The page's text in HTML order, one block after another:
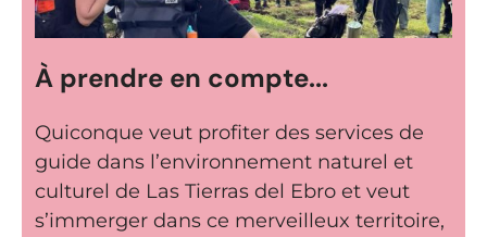
À prendre en compte...
Quiconque veut profiter des services de
guide dans l’environnement naturel et
culturel de Las Tierras del Ebro et veut
s’immerger dans ce merveilleux territoire,